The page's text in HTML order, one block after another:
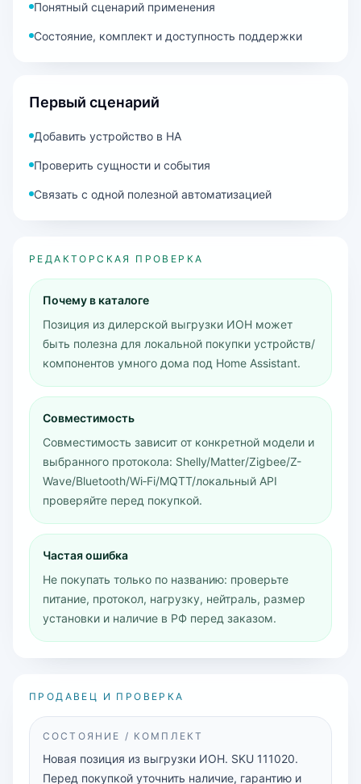
Понятный сценарий применения
Состояние, комплект и доступность поддержки
Первый сценарий
Добавить устройство в HA
Проверить сущности и события
Связать с одной полезной автоматизацией
РЕДАКТОРСКАЯ ПРОВЕРКА
Почему в каталоге
Позиция из дилерской выгрузки ИОН может
быть полезна для локальной покупки устройств/
компонентов умного дома под Home Assistant.
Совместимость
Совместимость зависит от конкретной модели и
выбранного протокола: Shelly/Matter/Zigbee/Z-
Wave/Bluetooth/Wi‑Fi/MQTT/локальный API
проверяйте перед покупкой.
Частая ошибка
Не покупать только по названию: проверьте
питание, протокол, нагрузку, нейтраль, размер
установки и наличие в РФ перед заказом.
ПРОДАВЕЦ И ПРОВЕРКА
СОСТОЯНИЕ / КОМПЛЕКТ
Новая позиция из выгрузки ИОН. SKU 111020.
Перед покупкой уточнить наличие, гарантию и